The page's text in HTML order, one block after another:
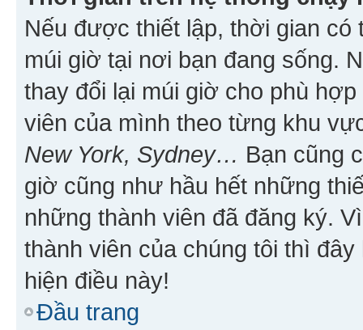
Nếu được thiết lập, thời gian
múi giờ tại nơi bạn đang sống.
thay đổi lại múi giờ cho phù
viên của mình theo từng khu
New York, Sydney… Bạn cũng
giờ cũng như hầu hết những
những thành viên đã đăng ký.
thành viên của chúng tôi thì
hiện điều này!
Đầu trang